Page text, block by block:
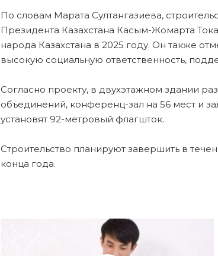
По словам Марата Султангазиева,
Президента Казахстана Касым-Жомарта
народа Казахстана в 2025 году. Он также
высокую социальную ответственность,
Согласно проекту, в двухэтажном здании
объединений, конференц-зал на 56 мест и
установят 92-метровый флагшток.
Строительство планируют завершить в
конца года.